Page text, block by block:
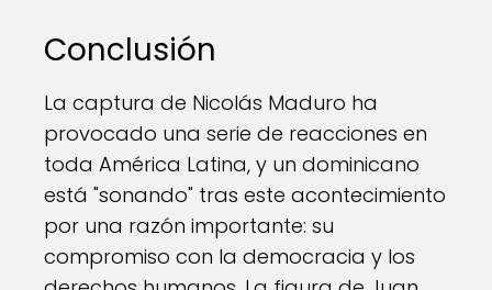
Conclusión
La captura de Nicolás Maduro ha
provocado una serie de reacciones en
toda América Latina, y un dominicano
está "sonando" tras este acontecimiento
por una razón importante: su
compromiso con la democracia y los